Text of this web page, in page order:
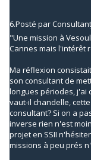
6.Posté par
"Une mission à
Cannes mais l'intérêt
Ma réflexion
son consultant de
longues périodes, j'ai
vaut-il chandelle,
consultant? Si on a
inverse rien n'est
projet en SSII
missions à peu prés